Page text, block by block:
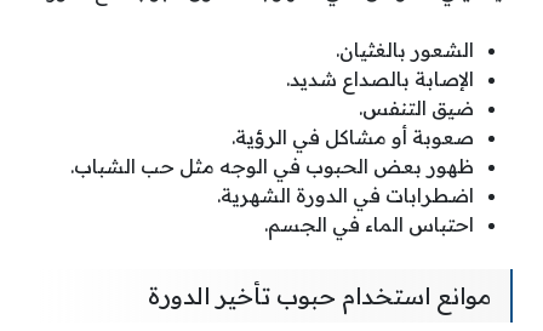
الشعور بالغثيان.
الإصابة بالصداع شديد.
ضيق التنفس.
صعوبة أو مشاكل في الرؤية.
ظهور بعض الحبوب في الوجه مثل حب الشباب.
اضطرابات في الدورة الشهرية.
احتباس الماء في الجسم.
موانع استخدام حبوب تأخير الدورة